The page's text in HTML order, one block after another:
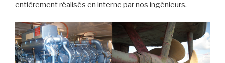
entièrement réalisés en interne par nos ingénieurs.